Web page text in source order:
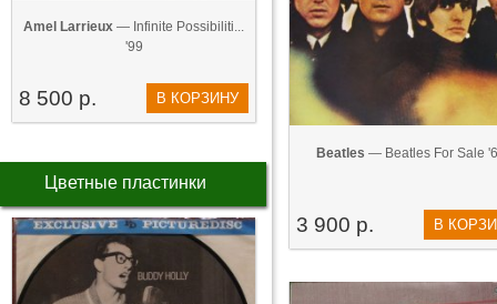
Amel Larrieux — Infinite Possibiliti...
'99
8 500 р. В КОРЗИНУ
Цветные пластинки
Beatles — Beatles For Sale
3 900 р. В